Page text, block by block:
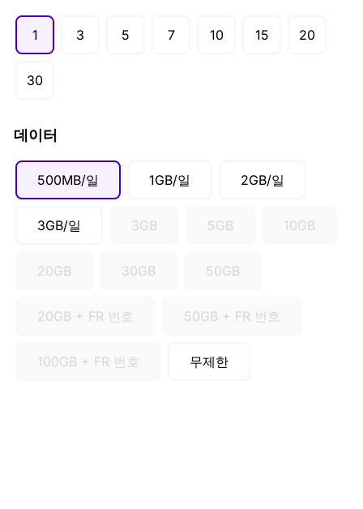
AUD ($)
1 3 5 7 10 15 20
30
데이터
500MB/일 1GB/일 2GB/일
3GB/일 3GB 5GB 10GB
20GB 30GB 50GB
20GB + FR 번호 50GB + FR 번호
100GB + FR 번호 무제한